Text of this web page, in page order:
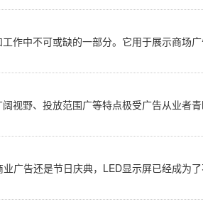
作中不可或缺的一部分。它用于展示商场广
视野、投放范围广等特点极受广告从业者
广告还是节日庆典，LED显示屏已经成为